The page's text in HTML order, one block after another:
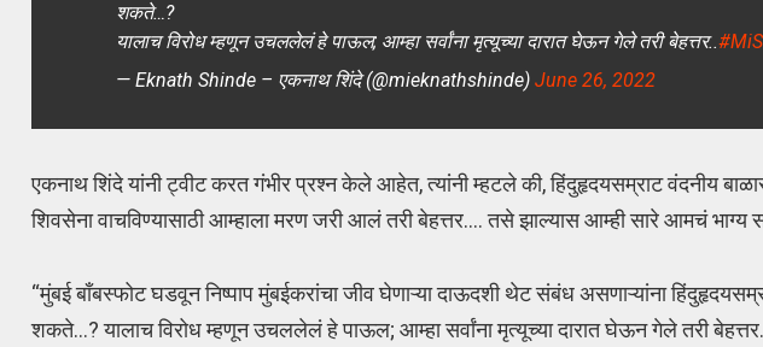
शकते…?
यालाच विरोध म्हणून उचललेलं हे पाऊल; आम्हा सर्वांना मृत्यूच्या दारात घेऊन गेले तरी बेहत्तर..
— Eknath Shinde – एकनाथ शिंदे (@mieknathshinde)June 26, 2022
एकनाथ शिंदे यांनी ट्वीट करत गंभीर प्रश्न केले आहेत, त्यांनी म्हटले की, हिंदुहृदयसम्राट वंदनीय
शिवसेना वाचविण्यासाठी आम्हाला मरण जरी आलं तरी बेहत्तर…. तसे झाल्यास आम्ही सारे आमचं
“मुंबई बाँबस्फोट घडवून निष्पाप मुंबईकरांचा जीव घेणाऱ्या दाऊदशी थेट संबंध असणाऱ्यांना
शकते…? यालाच विरोध म्हणून उचललेलं हे पाऊल; आम्हा सर्वांना मृत्यूच्या दारात घेऊन गेले तरी